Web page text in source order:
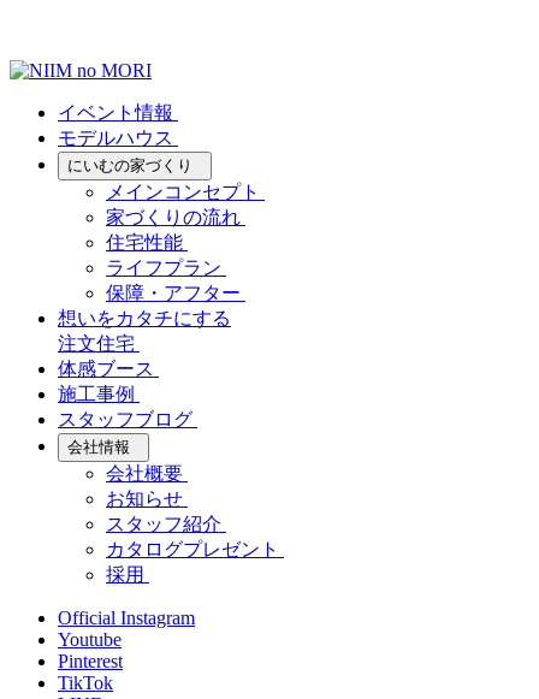
イベント情報
モデルハウス
にいむの家づくり
メインコンセプト
家づくりの流れ
住宅性能
ライフプラン
保障・アフター
想いをカタチにする
注文住宅
体感ブース
施工事例
スタッフブログ
会社情報
会社概要
お知らせ
スタッフ紹介
カタログプレゼント
採用
Official Instagram
Youtube
Pinterest
TikTok